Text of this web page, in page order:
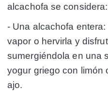
alcachofa se considera:
- Una alcachofa entera:
vapor o hervirla y
sumergiéndola en una
yogur griego con limón
ajo.